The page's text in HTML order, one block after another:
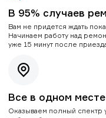
В 95% случаев
Вам не придется ждать
Начинаем работу над
уже 15 минут после
Все в одном месте
Оказываем полный спектр